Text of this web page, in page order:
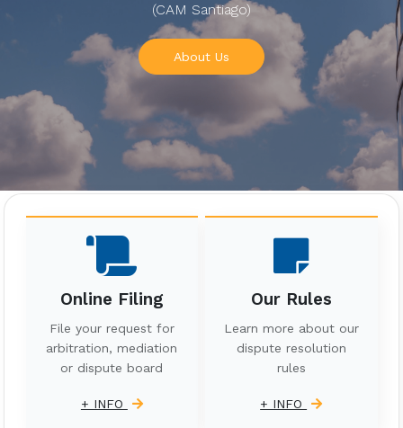
(CAM Santiago)
About Us
Online Filing
File your request for
arbitration, mediation
or dispute board
+ INFO
Our Rules
Learn more about our
dispute resolution
rules
+ INFO